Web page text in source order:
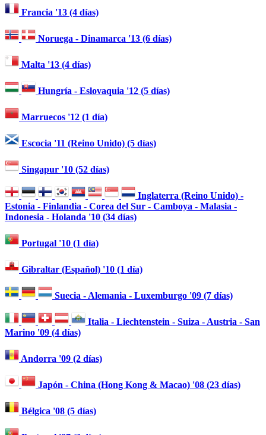
Francia '13 (4 días)
Noruega - Dinamarca '13 (6 días)
Malta '13 (4 días)
Hungría - Eslovaquia '12 (5 días)
Marruecos '12 (1 día)
Escocia '11 (Reino Unido) (5 días)
Singapur '10 (52 días)
Inglaterra (Reino Unido) -
Estonia - Finlandia - Corea del Sur - Camboya - Malasia -
Indonesia - Holanda '10 (34 días)
Portugal '10 (1 día)
Gibraltar (Español) '10 (1 día)
Suecia - Alemania - Luxemburgo '09 (7 días)
Italia - Liechtenstein - Suiza - Austria - San
Marino '09 (4 días)
Andorra '09 (2 días)
Japón - China (Hong Kong & Macao) '08 (23 días)
Bélgica '08 (5 días)